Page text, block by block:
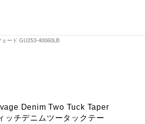
ード GU253-40060LB
Denim Two Tuck Taper
チデニムツータックテー